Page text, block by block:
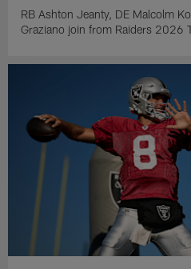
RB Ashton Jeanty, DE Malcolm
Graziano join from Raiders 2026